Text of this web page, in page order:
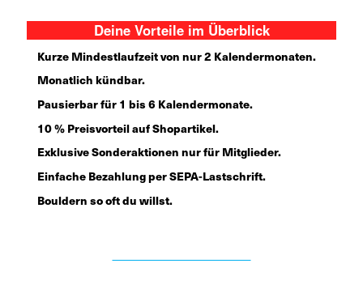
Deine Vorteile im Überblick
Kurze Mindestlaufzeit von nur 2 Kalendermonaten.
Monatlich kündbar.
Pausierbar für 1 bis 6 Kalendermonate.
10 % Preisvorteil auf Shopartikel.
Exklusive Sonderaktionen nur für Mitglieder.
Einfache Bezahlung per SEPA-Lastschrift.
Bouldern so oft du willst.